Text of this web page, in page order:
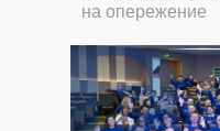
на опережение